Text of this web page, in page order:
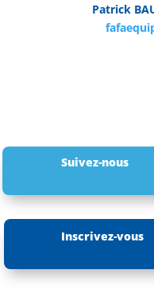
Patrick
Suivez-nous
Inscrivez-vous